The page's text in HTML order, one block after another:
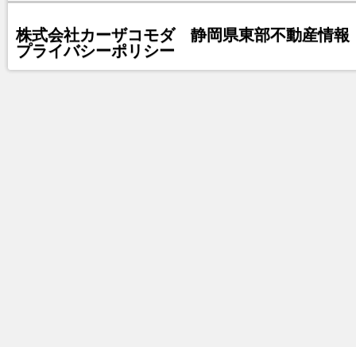
株式会社カーザコモダ 静岡県東部不動産情
プライバシーポリシー